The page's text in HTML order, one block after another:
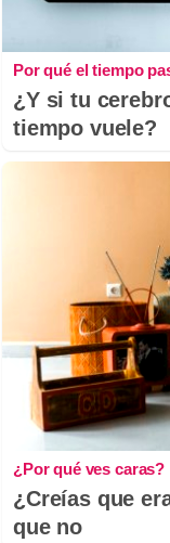
Por qué el tiempo
¿Y si tu
tiempo vuele?
¿Por qué ves caras?
¿Creías que
que no